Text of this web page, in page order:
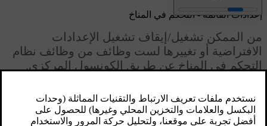
إعدادات القائمة - التحكم في المناخ
من الممكن تشغيل/إيقاف تشغيل الإعدادات
الافتراضية أو تغييرها لست وظائف من وظائف نظام
التحكم في المناخ عن طريق الكونسول المركزي.
مستوى المروحة أثناءالتحكم الإلكتروني بالمناخ.
مؤقت إعادة تدوير الهواء